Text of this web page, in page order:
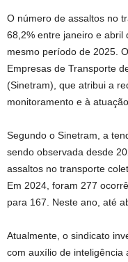
O número de assaltos no
68,2% entre janeiro e abril
mesmo período de 2025.
Empresas de Transporte
(Sinetram), que atribui a
monitoramento e à
Segundo o Sinetram, a
sendo observada desde
assaltos no transporte
Em 2024, foram 277
para 167. Neste ano, até
Atualmente, o sindicato
com auxílio de inteligência